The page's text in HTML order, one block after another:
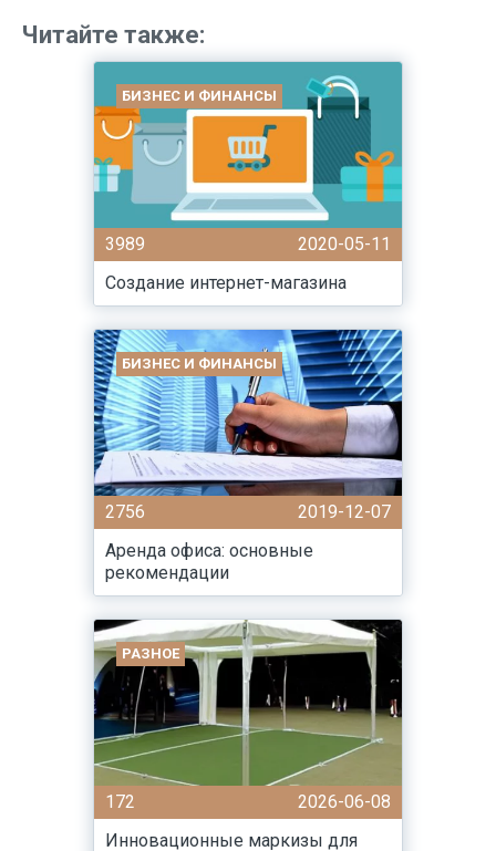
Читайте также:
БИЗНЕС И ФИНАНСЫ
3989
2020-05-11
Создание интернет-магазина
БИЗНЕС И ФИНАНСЫ
2756
2019-12-07
Аренда офиса: основные
рекомендации
РАЗНОЕ
172
2026-06-08
Инновационные маркизы для